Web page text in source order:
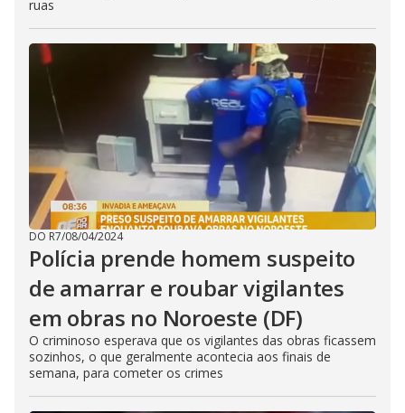
ruas
DO R7/08/04/2024
Polícia prende homem suspeito
de amarrar e roubar vigilantes
em obras no Noroeste (DF)
O criminoso esperava que os vigilantes das obras ficassem
sozinhos, o que geralmente acontecia aos finais de
semana, para cometer os crimes